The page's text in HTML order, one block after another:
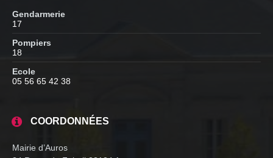
Gendarmerie
17
Pompiers
18
Ecole
05 56 65 42 38
COORDONNÉES
Mairie d’Auros